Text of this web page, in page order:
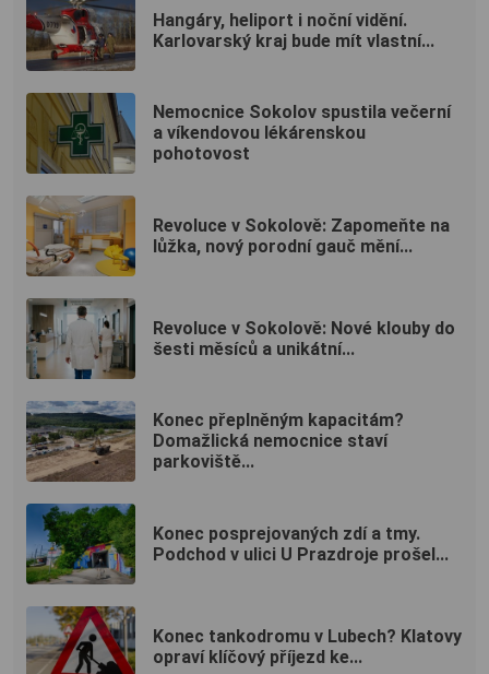
Hangáry, heliport i noční vidění.
Karlovarský kraj bude mít vlastní...
Nemocnice Sokolov spustila večerní
a víkendovou lékárenskou
pohotovost
Revoluce v Sokolově: Zapomeňte na
lůžka, nový porodní gauč mění...
Revoluce v Sokolově: Nové klouby do
šesti měsíců a unikátní...
Konec přeplněným kapacitám?
Domažlická nemocnice staví
parkoviště...
Konec posprejovaných zdí a tmy.
Podchod v ulici U Prazdroje prošel...
Konec tankodromu v Lubech? Klatovy
opraví klíčový příjezd ke...